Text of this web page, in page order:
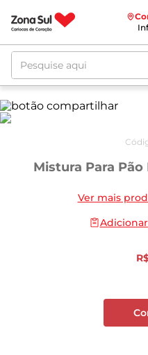
Pesquise aqui
Mistura Para
Ver mais